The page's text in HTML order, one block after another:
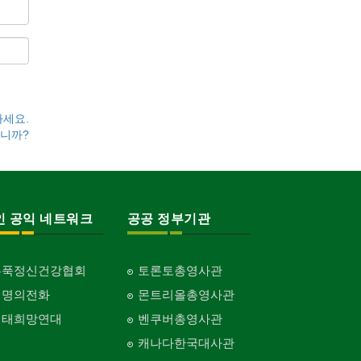
요.
까?
공익 네트워크
정신건강협회
의전화
희망연대
공공 정부기관
토론토총영사관
몬트리올총영사관
벤쿠버총영사관
캐나다한국대사관